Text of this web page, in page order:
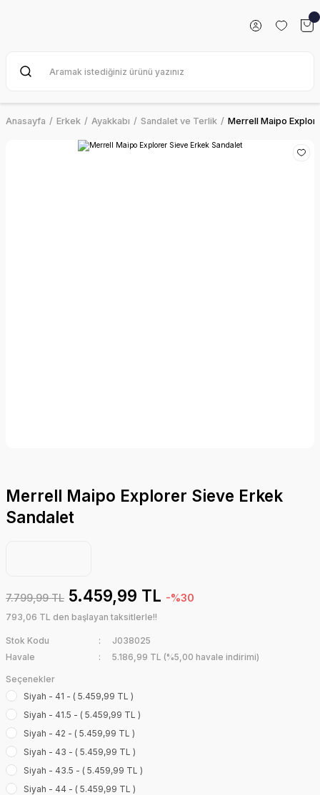
Anasayfa Erkek Ayakkabı Sandalet ve Terlik Merrell Maipo
Merrell Maipo Explorer Sieve Erkek
Sandalet
7.799,99 TL 5.459,99 TL -%30
793,06 TL den başlayan taksitlerle!!
Stok Kodu
J038025
Havale
5.186,99 TL (%5,00 havale indirimi)
Seçenekler
Siyah - 41 - ( 5.459,99 TL )
Siyah - 41.5 - ( 5.459,99 TL )
Siyah - 42 - ( 5.459,99 TL )
Siyah - 43 - ( 5.459,99 TL )
Siyah - 43.5 - ( 5.459,99 TL )
Siyah - 44 - ( 5.459,99 TL )